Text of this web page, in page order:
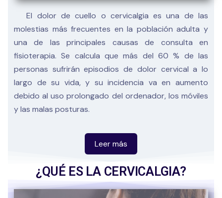
El dolor de cuello o cervicalgia es una de las
molestias más frecuentes en la población adulta y
una de las principales causas de consulta en
fisioterapia. Se calcula que más del 60 % de las
personas sufrirán episodios de dolor cervical a lo
largo de su vida, y su incidencia va en aumento
debido al uso prolongado del ordenador, los móviles
y las malas posturas.
Este tipo de dolor no solo afecta a la zona cervical,
sino que puede irradiarse hacia los hombros, la
espalda alta o incluso provocar dolores de cabeza,
¿QUÉ ES LA CERVICALGIA?